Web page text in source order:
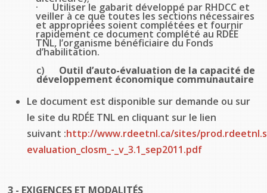
· Utiliser le gabarit développé par RHDCC et
veiller à ce que toutes les sections nécessaires
et appropriées soient complétées et fournir
rapidement ce document complété au RDÉE
TNL, l’organisme bénéficiaire du Fonds
d’habilitation.
c) Outil d’auto-évaluation de la capacité de
développement économique communautaire
Le document est disponible sur demande ou sur
le site du RDÉE TNL en cliquant sur le lien
suivant :http://www.rdeetnl.ca/sites/
evaluation_closm_-_v_3.1_sep2011.pdf
3 - EXIGENCES ET MODALITÉS